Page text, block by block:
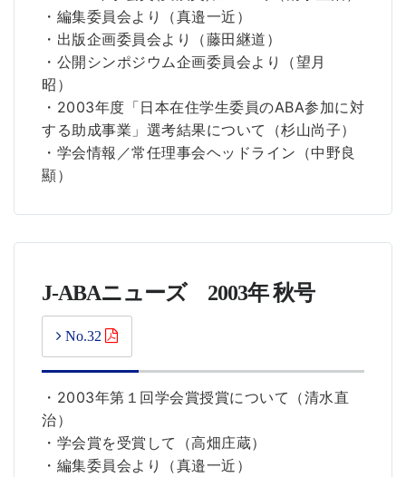
・編集委員会より（真邉一近）
・出版企画委員会より（藤田継道）
・公開シンポジウム企画委員会より（望月
昭）
・2003年度「日本在住学生委員のABA参加に対
する助成事業」選考結果について（杉山尚子）
・学会情報／常任理事会ヘッドライン（中野良
顯）
J-ABAニューズ 2003年 秋号
No.32
・2003年第１回学会賞授賞について（清水直
治）
・学会賞を受賞して（高畑庄蔵）
・編集委員会より（真邉一近）